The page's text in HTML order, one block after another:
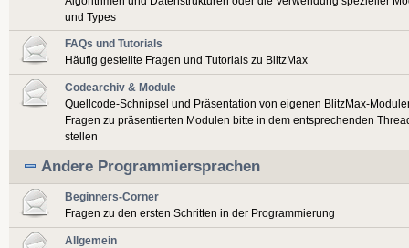
und Types
FAQs und Tutorials
Häufig gestellte Fragen und Tutorials zu BlitzMax
Codearchiv & Module
Quellcode-Schnipsel und Präsentation von eigenen BlitzMax-
Fragen zu präsentierten Modulen bitte in dem entsprechenden
stellen
Andere Programmiersprachen
Beginners-Corner
Fragen zu den ersten Schritten in der Programmierung
Allgemein